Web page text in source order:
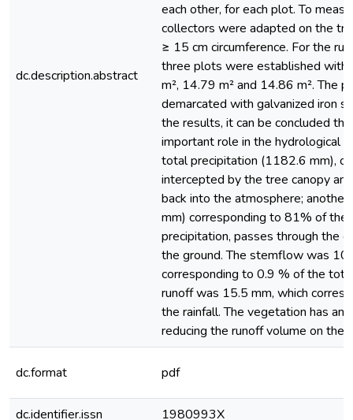
dc.description.abstract
each other, for each plot. To
collectors were adapted on the
≥ 15 cm circumference. For the
three plots were established with
m², 14.79 m² and 14.86 m². The
demarcated with galvanized iron
the results, it can be concluded
important role in the hydrological
total precipitation (1182.6 mm),
intercepted by the tree canopy
back into the atmosphere;
mm) corresponding to 81% of the
precipitation, passes through the
the ground. The stemflow was
corresponding to 0.9 % of the
runoff was 15.5 mm, which
the rainfall. The vegetation has an
reducing the runoff volume on the
dc.format pdf
dc.identifier.issn 1980993X